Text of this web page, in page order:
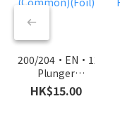
200/204·EN·12
Plunger
Crossbow
(Common)
HK$15.00